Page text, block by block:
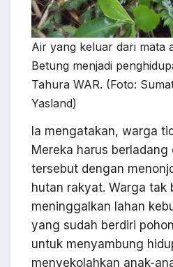
Air yang keluar dari mata
Betung menjadi
Tahura WAR. (Foto:
Yasland)
Ia mengatakan, warga
Mereka harus berladang
tersebut dengan
hutan rakyat. Warga tak
meninggalkan lahan
yang sudah berdiri
untuk menyambung
menyekolahkan anak-